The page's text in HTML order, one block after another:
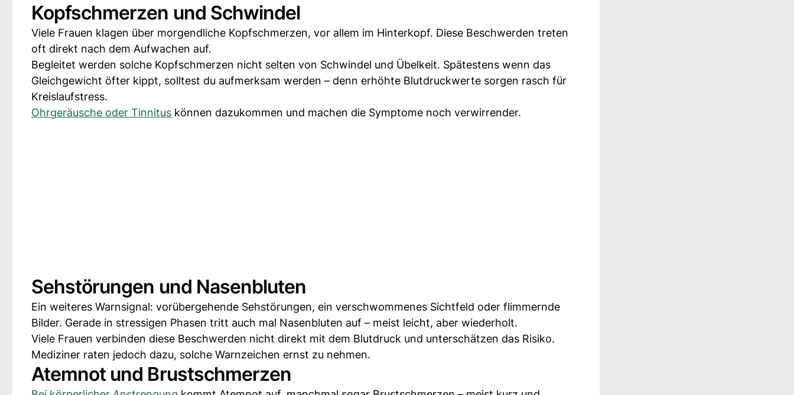
Kopfschmerzen und Schwindel
Viele Frauen klagen über morgendliche Kopfschmerzen, vor allem im Hinterkopf. Diese Beschwerden treten
oft direkt nach dem Aufwachen auf.
Begleitet werden solche Kopfschmerzen nicht selten von Schwindel und Übelkeit. Spätestens wenn das
Gleichgewicht öfter kippt, solltest du aufmerksam werden – denn erhöhte Blutdruckwerte sorgen rasch für
Kreislaufstress.
Ohrgeräusche oder Tinnitus können dazukommen und machen die Symptome noch verwirrender.
Sehstörungen und Nasenbluten
Ein weiteres Warnsignal: vorübergehende Sehstörungen, ein verschwommenes Sichtfeld oder flimmernde
Bilder. Gerade in stressigen Phasen tritt auch mal Nasenbluten auf – meist leicht, aber wiederholt.
Viele Frauen verbinden diese Beschwerden nicht direkt mit dem Blutdruck und unterschätzen das Risiko.
Mediziner raten jedoch dazu, solche Warnzeichen ernst zu nehmen.
Atemnot und Brustschmerzen